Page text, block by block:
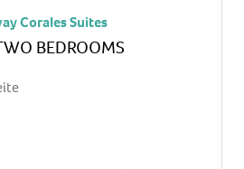
im Zimmer,
Gebühr, Slipper: ohne Gebühr,
Corales Suites
BEDROOMS